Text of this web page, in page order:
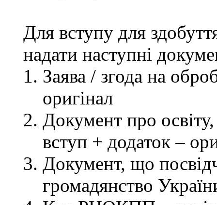
Для вступу для
надати наступні
Заява / згода на
оригінал
Документ про освіту,
вступ + додаток –
Документ, що
громадянство